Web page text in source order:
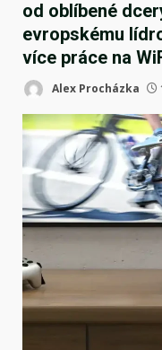
od oblíbené
evropskému
více práce na
Alex Procházka